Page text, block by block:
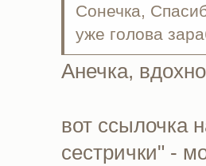
Сонечка,
уже голова
Анечка,
вот ссылочка
сестрички" -